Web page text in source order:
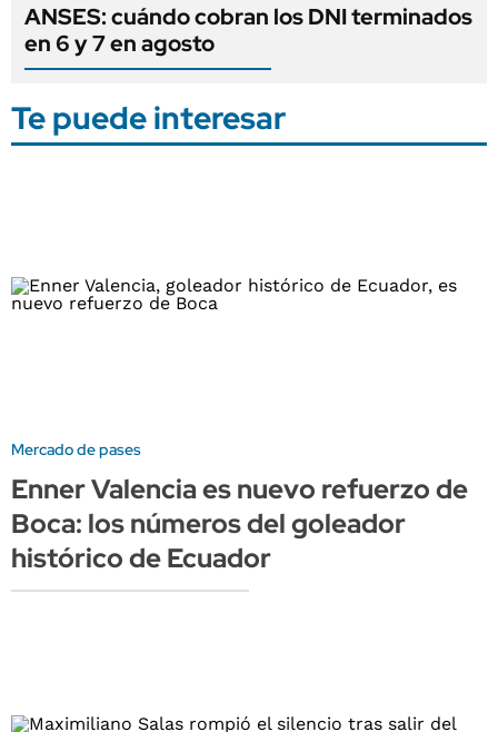
ANSES: cuándo cobran los DNI terminados
en 6 y 7 en agosto
Te puede interesar
Mercado de pases
Enner Valencia es nuevo refuerzo de
Boca: los números del goleador
histórico de Ecuador